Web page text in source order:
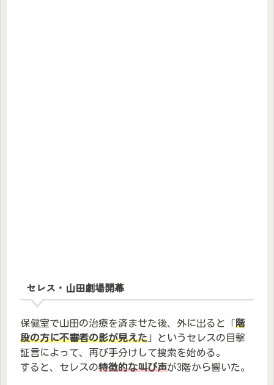
セレス・山田劇場開幕
保健室で山田の治療を済ませた後、外に出ると「階
段の方に不審者の影が見えた 」というセレスの目撃
証言によって、再び手分けして捜索を始める。
すると、セレスの特徴的な叫び声が3階から響いた。